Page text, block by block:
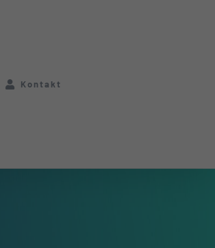
Kontakt